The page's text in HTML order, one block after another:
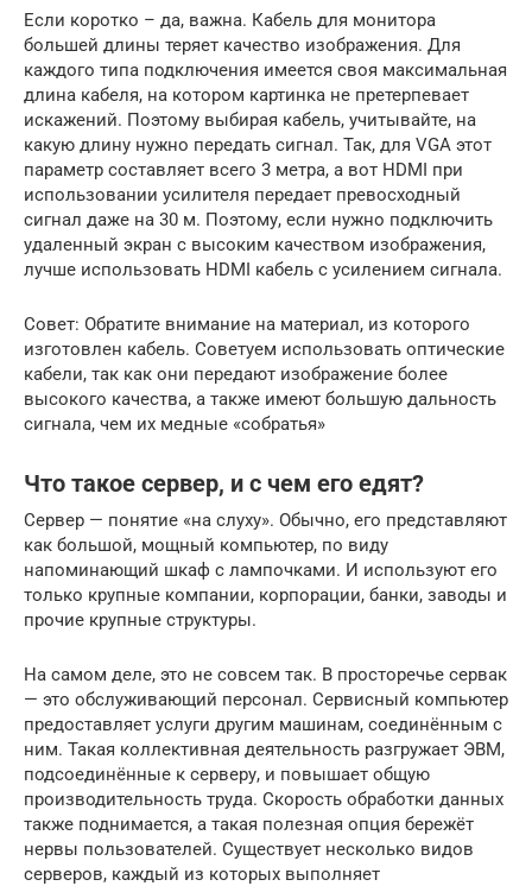
Если коротко – да, важна. Кабель для монитора
большей длины теряет качество изображения. Для
каждого типа подключения имеется своя максимальная
длина кабеля, на котором картинка не претерпевает
искажений. Поэтому выбирая кабель, учитывайте, на
какую длину нужно передать сигнал. Так, для VGA этот
параметр составляет всего 3 метра, а вот HDMI при
использовании усилителя передает превосходный
сигнал даже на 30 м. Поэтому, если нужно подключить
удаленный экран с высоким качеством изображения,
лучше использовать HDMI кабель с усилением сигнала.
Совет: Обратите внимание на материал, из которого
изготовлен кабель. Советуем использовать оптические
кабели, так как они передают изображение более
высокого качества, а также имеют большую дальность
сигнала, чем их медные «собратья»
Что такое сервер, и с чем его едят?
Сервер — понятие «на слуху». Обычно, его представляют
как большой, мощный компьютер, по виду
напоминающий шкаф с лампочками. И используют его
только крупные компании, корпорации, банки, заводы и
прочие крупные структуры.
На самом деле, это не совсем так. В просторечье сервак
— это обслуживающий персонал. Сервисный компьютер
предоставляет услуги другим машинам, соединённым с
ним. Такая коллективная деятельность разгружает ЭВМ,
подсоединённые к серверу, и повышает общую
производительность труда. Скорость обработки данных
также поднимается, а такая полезная опция бережёт
нервы пользователей. Существует несколько видов
серверов, каждый из которых выполняет